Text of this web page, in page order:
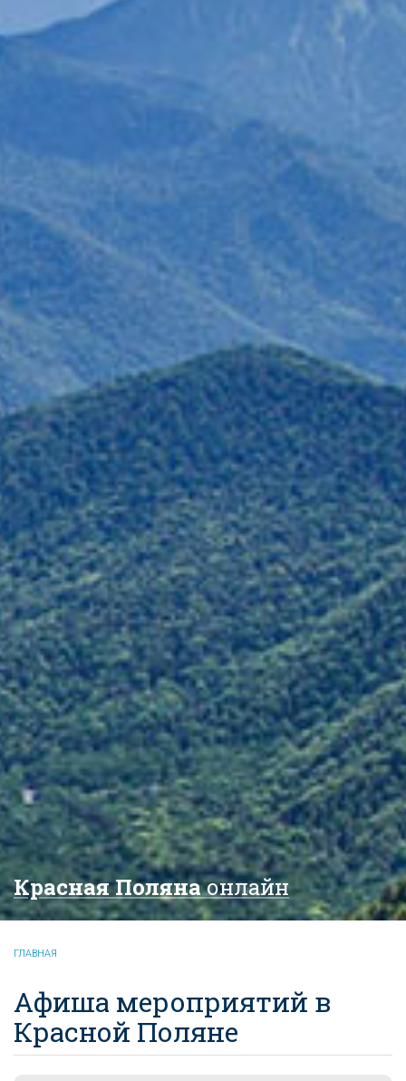
Красная Полянаонлайн
ГЛАВНАЯ
Афиша мероприятий в
Красной Поляне